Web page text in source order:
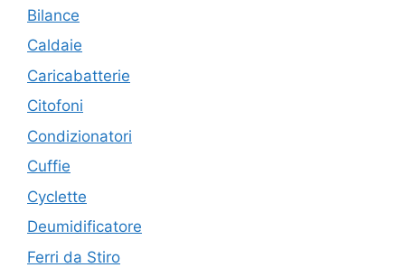
Bilance
Caldaie
Caricabatterie
Citofoni
Condizionatori
Cuffie
Cyclette
Deumidificatore
Ferri da Stiro